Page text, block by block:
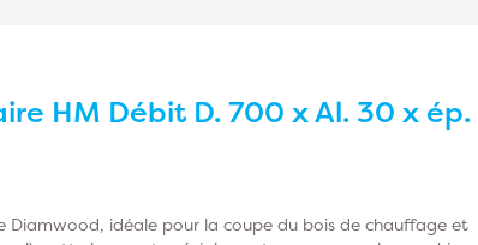
HM Débit D. 700 x Al. 30 x ép.
Diamwood, idéale pour la coupe du bois de chauffage et